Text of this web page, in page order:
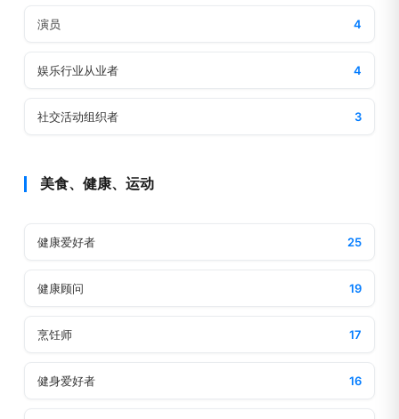
演员 4
娱乐行业从业者 4
社交活动组织者 3
美食、健康、运动
健康爱好者 25
健康顾问 19
烹饪师 17
健身爱好者 16